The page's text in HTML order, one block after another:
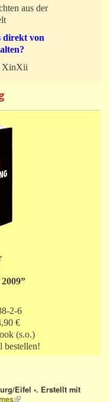
aus der
direkt von
2-6
€
(s.o.)
bestellen!
Eifel •. Erstellt mit
(link is external)